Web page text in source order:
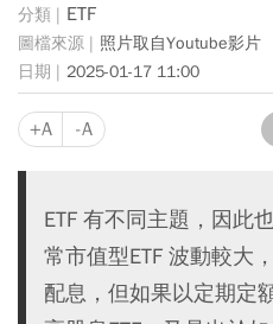
ETF
照片取自Youtube影片
2025-01-17 11:00
+A -A
ETF 有不同主題，因此
常市值型ETF 波動較大
配息，但如果以定期定